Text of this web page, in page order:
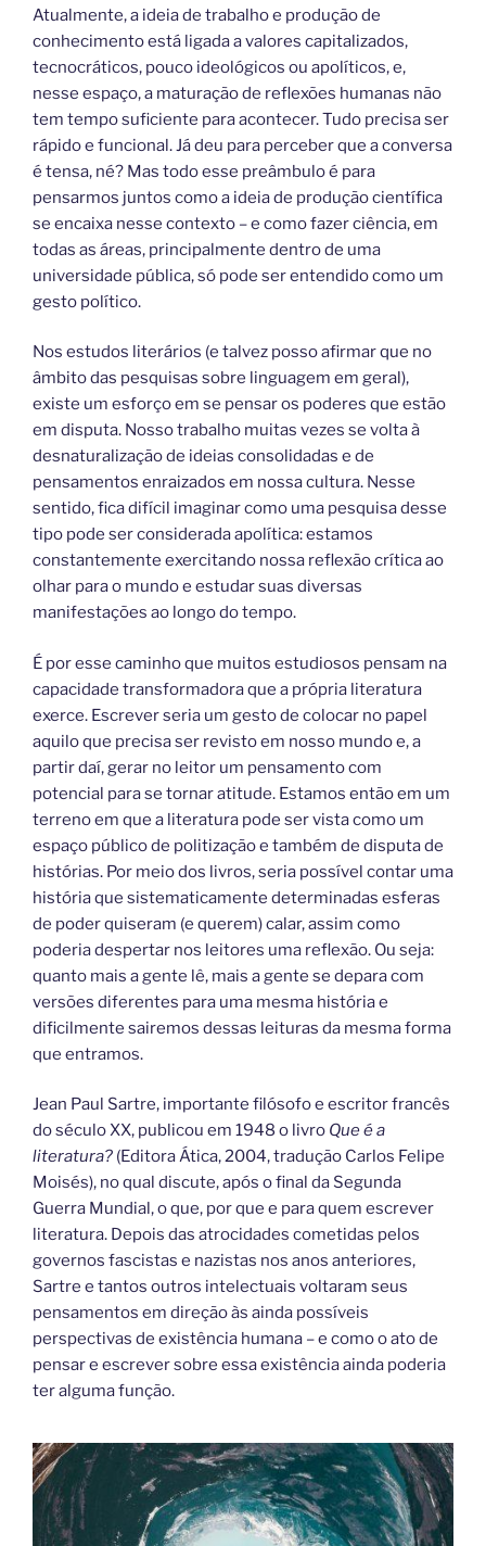
Atualmente, a ideia de trabalho e produção de
conhecimento está ligada a valores capitalizados,
tecnocráticos, pouco ideológicos ou apolíticos, e,
nesse espaço, a maturação de reflexões humanas não
tem tempo suficiente para acontecer. Tudo precisa ser
rápido e funcional. Já deu para perceber que a conversa
é tensa, né? Mas todo esse preâmbulo é para
pensarmos juntos como a ideia de produção científica
se encaixa nesse contexto – e como fazer ciência, em
todas as áreas, principalmente dentro de uma
universidade pública, só pode ser entendido como um
gesto político.
Nos estudos literários (e talvez posso afirmar que no
âmbito das pesquisas sobre linguagem em geral),
existe um esforço em se pensar os poderes que estão
em disputa. Nosso trabalho muitas vezes se volta à
desnaturalização de ideias consolidadas e de
pensamentos enraizados em nossa cultura. Nesse
sentido, fica difícil imaginar como uma pesquisa desse
tipo pode ser considerada apolítica: estamos
constantemente exercitando nossa reflexão crítica ao
olhar para o mundo e estudar suas diversas
manifestações ao longo do tempo.
É por esse caminho que muitos estudiosos pensam na
capacidade transformadora que a própria literatura
exerce. Escrever seria um gesto de colocar no papel
aquilo que precisa ser revisto em nosso mundo e, a
partir daí, gerar no leitor um pensamento com
potencial para se tornar atitude. Estamos então em um
terreno em que a literatura pode ser vista como um
espaço público de politização e também de disputa de
histórias. Por meio dos livros, seria possível contar uma
história que sistematicamente determinadas esferas
de poder quiseram (e querem) calar, assim como
poderia despertar nos leitores uma reflexão. Ou seja:
quanto mais a gente lê, mais a gente se depara com
versões diferentes para uma mesma história e
dificilmente sairemos dessas leituras da mesma forma
que entramos.
Jean Paul Sartre, importante filósofo e escritor francês
do século XX, publicou em 1948 o livro Que é a
literatura? (Editora Ática, 2004, tradução Carlos Felipe
Moisés), no qual discute, após o final da Segunda
Guerra Mundial, o que, por que e para quem escrever
literatura. Depois das atrocidades cometidas pelos
governos fascistas e nazistas nos anos anteriores,
Sartre e tantos outros intelectuais voltaram seus
pensamentos em direção às ainda possíveis
perspectivas de existência humana – e como o ato de
pensar e escrever sobre essa existência ainda poderia
ter alguma função.